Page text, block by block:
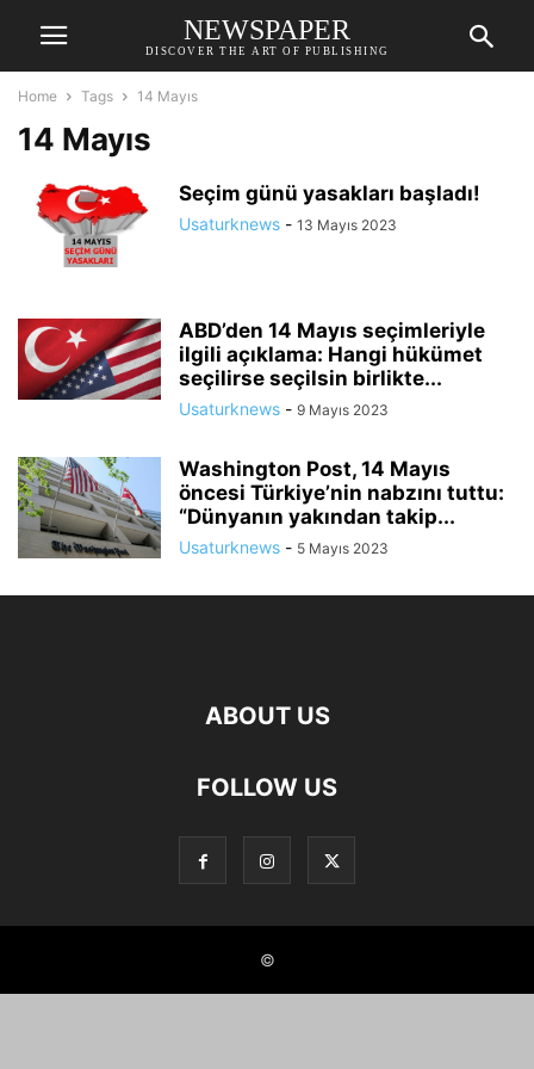
NEWSPAPER
DISCOVER THE ART OF PUBLISHING
Home Tags 14 Mayıs
14 Mayıs
Seçim günü yasakları başladı!
Usaturknews - 13 Mayıs 2023
ABD’den 14 Mayıs seçimleriyle
ilgili açıklama: Hangi hükümet
seçilirse seçilsin birlikte...
Usaturknews - 9 Mayıs 2023
Washington Post, 14 Mayıs
öncesi Türkiye’nin nabzını tuttu:
“Dünyanın yakından takip...
Usaturknews - 5 Mayıs 2023
ABOUT US
FOLLOW US
©